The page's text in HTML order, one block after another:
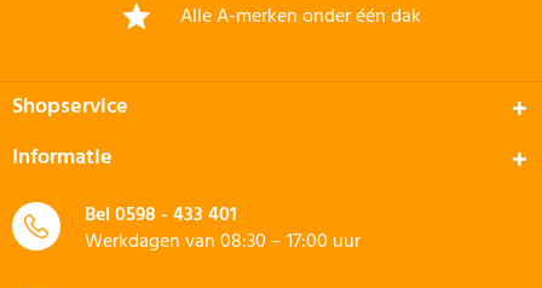
Alle A-merken onder één dak
Shopservice
Informatie
Bel0598 - 433 401
Werkdagen van 08:30 – 17:00 uur